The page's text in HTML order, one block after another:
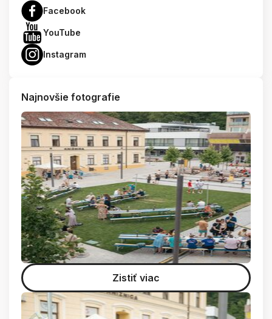
Facebook
YouTube
Instagram
Najnovšie fotografie
Zistiť viac